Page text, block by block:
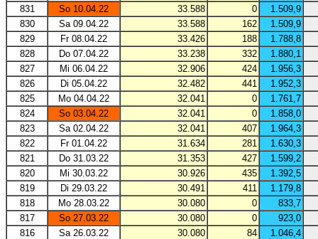
831
So 10.04.22 33.588 0
1.509,9
830
Sa 09.04.22 33.588 162
1.509,9
829
Fr 08.04.22 33.426 188
1.788,8
828
Do 07.04.22 33.238 332
1.880,1
827
Mi 06.04.22 32.906 424
1.956,3
826
Di 05.04.22 32.482 441
1.952,3
825
Mo 04.04.22 32.041 0
1.761,7
824
So 03.04.22 32.041 0
1.858,0
823
Sa 02.04.22 32.041 407
1.964,3
822
Fr 01.04.22 31.634 281
1.630,3
821
Do 31.03.22 31.353 427
1.599,2
820
Mi 30.03.22 30.926 435
1.392,5
819
Di 29.03.22 30.491 411
1.179,8
818
Mo 28.03.22 30.080 0
833,7
817
So 27.03.22 30.080 0
923,0
816
Sa 26.03.22 30.080 84 1.046,4